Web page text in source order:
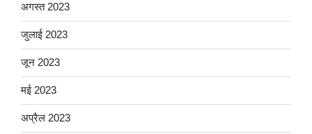
अगस्त 2023
जुलाई 2023
जून 2023
मई 2023
अप्रैल 2023